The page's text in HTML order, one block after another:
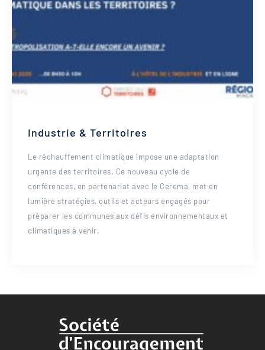
Industrie & Territoires
Le réchauffement climatique impose une adaptation
urgente des territoires. Ce nouveau cycle de
conférences, en partenariat avec le Cerema, met en
lumière stratégies, outils et acteurs engagés pour
préparer les communes aux défis environnementaux et
climatiques à venir.